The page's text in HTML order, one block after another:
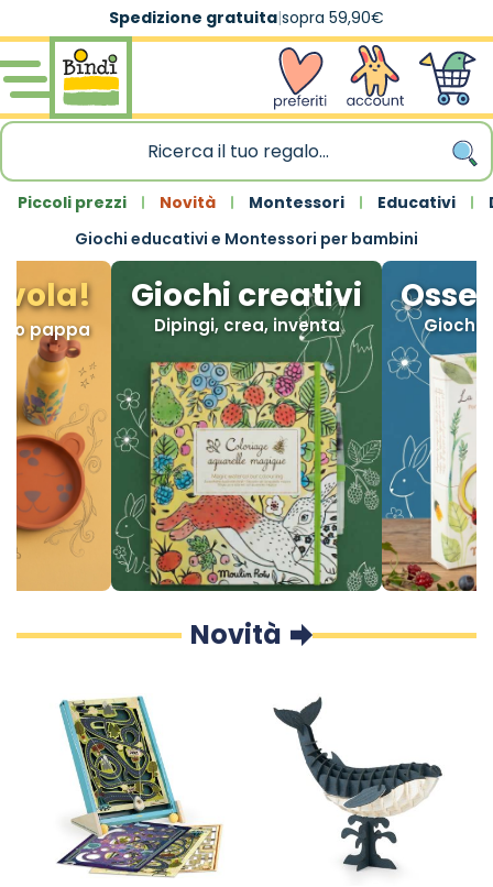
Spedizione gratuita|sopra 59,90€
Salta al contenuto
wishlist Account Carrello
Piccoli prezzi Novità Montessori Educativi
Giochi educativi e Montessori per bambini
pappa
Giochi creativi
Dipingi, crea, inventa
Giochi
Novità